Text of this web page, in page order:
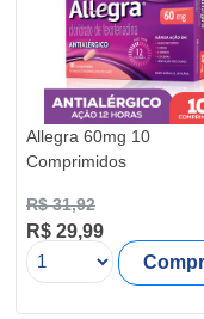
Allegra 60mg 10
Comprimidos
R$ 31,92
R$ 29,99